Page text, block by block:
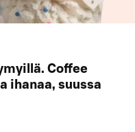
Coffee
ihanaa, suussa